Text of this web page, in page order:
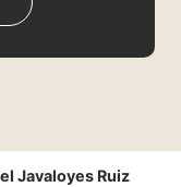
Javaloyes Ruiz